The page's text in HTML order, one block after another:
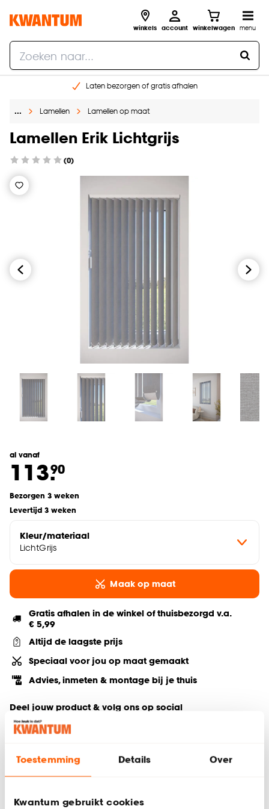
Toestemming Details Over
Kwantum gebruikt cookies
winkels account winkelwagen menu
Laten bezorgen of gratis afhalen
Gratis raam advies en opmeten aan huis
… Lamellen Lamellen op maat
Lamellen Erik Lichtgrijs
(0)
al vanaf
113.90
Bezorgen 3 weken
Levertijd 3 weken
Kleur/materiaal
LichtGrijs
Maak op maat
Gratis afhalen in de winkel of thuisbezorgd v.a.
€ 5,99
Altijd de laagste prijs
Speciaal voor jou op maat gemaakt
Advies, inmeten & montage bij je thuis
Deel jouw product & volg ons op social
Hulp nodig? Wij regelen het voor je!